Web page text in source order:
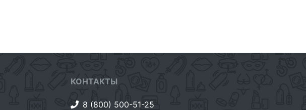
КОНТАКТЫ
8 (800) 500-51-25